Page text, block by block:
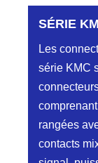
Aucune
SÉRIE
Les
série KMC
rangées
contacts